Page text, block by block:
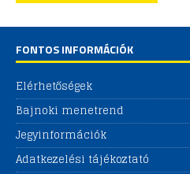
FONTOS INFORMÁCIÓK
Elérhetőségek
Bajnoki menetrend
Jegyinformációk
Adatkezelési tájékoztató